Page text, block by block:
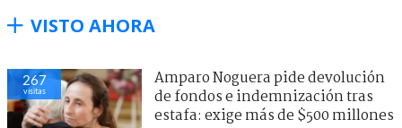
VISTO AHORA
267
visitas
Amparo Noguera pide devolución
de fondos e indemnización tras
estafa: exige más de $500 millones